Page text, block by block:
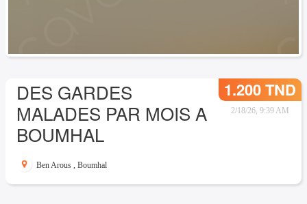
DES GARDES
MALADES PAR MOIS A
BOUMHAL
1.200 TND
2/18/26, 9:39 AM
Ben Arous , Boumhal